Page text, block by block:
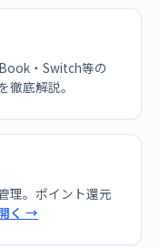
・Switch等の
徹底解説。
理。ポイント還元
く →